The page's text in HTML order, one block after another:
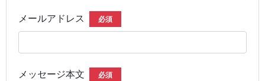
メールアドレス 必須
メッセージ本文 必須